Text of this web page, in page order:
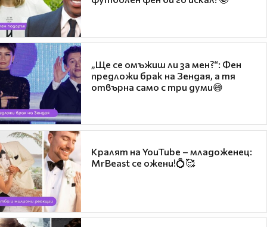
„Ще се омъжиш ли за мен?“: Фен
предложи брак на Зендая, а тя
отвърна само с три думи😅
Кралят на YouTube – младоженец:
MrBeast се ожени!💍🥰